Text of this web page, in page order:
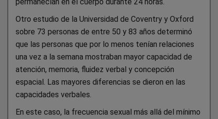
Otro estudio de la Universidad de Coventry y Oxford
sobre 73 personas de entre 50 y 83 años determinó
que las personas que por lo menos tenían relaciones
una vez a la semana mostraban mayor capacidad de
atención, memoria, fluidez verbal y concepción
espacial. Las mayores diferencias se dieron en las
capacidades verbales.
En este caso, la frecuencia sexual más allá del mínimo